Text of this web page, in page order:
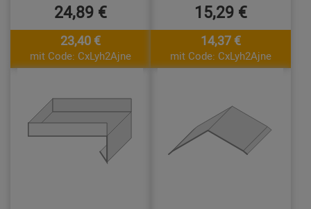
24,89 €
23,40 €
mit Code: CxLyh2Ajne
15,29 €
14,37 €
mit Code: CxLyh2Ajne